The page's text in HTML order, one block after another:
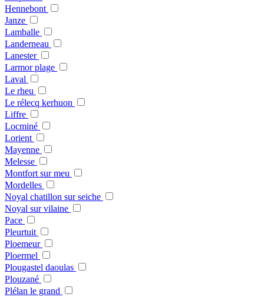
Hennebont
Janze
Lamballe
Landerneau
Lanester
Larmor plage
Laval
Le rheu
Le rélecq kerhuon
Liffre
Locminé
Lorient
Mayenne
Melesse
Montfort sur meu
Mordelles
Noyal chatillon sur seiche
Noyal sur vilaine
Pace
Pleurtuit
Ploemeur
Ploermel
Plougastel daoulas
Plouzané
Plélan le grand